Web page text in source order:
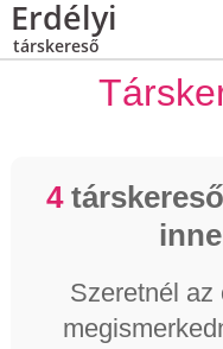
Erdélyi
társkereső
4
Szeretnél az